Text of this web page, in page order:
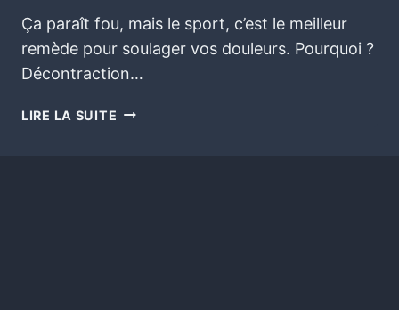
Ça paraît fou, mais le sport, c’est le meilleur
remède pour soulager vos douleurs. Pourquoi ?
Décontraction…
LIRE LA SUITE